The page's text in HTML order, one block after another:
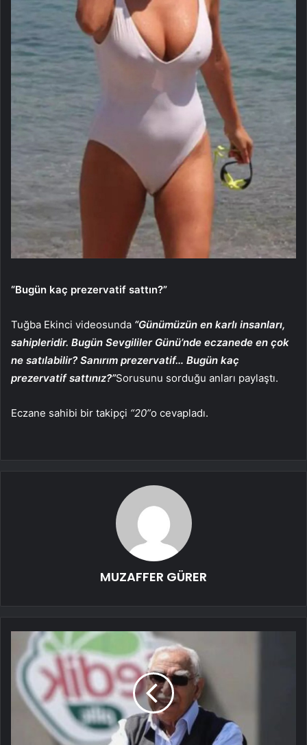
“Bugün kaç prezervatif sattın?”
Tuğba Ekinci videosunda “Günümüzün en karlı insanları,
sahipleridir. Bugün Sevgililer Günü’nde eczanede en çok
ne satılabilir? Sanırım prezervatif… Bugün kaç
prezervatif sattınız?”Sorusunu sorduğu anları paylaştı.
Eczane sahibi bir takipçi “20”o cevapladı.
MUZAFFER GÜRER